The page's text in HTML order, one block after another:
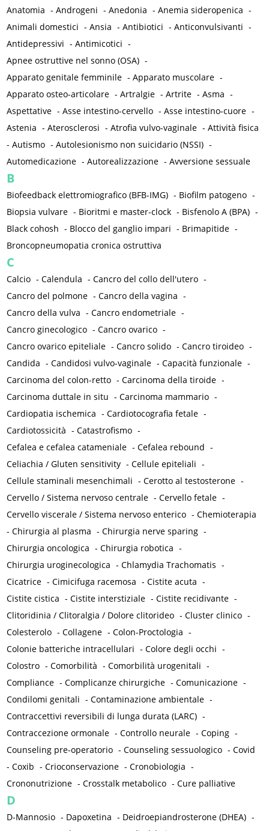
Anatomia -Androgeni -Anedonia -Anemia sideropenica -
Animali domestici -Ansia -Antibiotici -Anticonvulsivanti -
Antidepressivi -Antimicotici -
Apnee ostruttive nel sonno (OSA) -
Apparato genitale femminile -Apparato muscolare -
Apparato osteo-articolare -Artralgie -Artrite -Asma -
Aspettative -Asse intestino-cervello -Asse intestino-cuore -
Astenia -Aterosclerosi -Atrofia vulvo-vaginale -Attività fisica
-Autismo -Autolesionismo non suicidario (NSSI) -
Automedicazione -Autorealizzazione -Avversione sessuale
B
Biofeedback elettromiografico (BFB-IMG) - Biofilm patogeno -
Biopsia vulvare - Bioritmi e master-clock - Bisfenolo A (BPA) -
Black cohosh - Blocco del ganglio impari - Brimapitide -
Broncopneumopatia cronica ostruttiva
C
Calcio -Calendula -Cancro del collo dell'utero -
Cancro del polmone -Cancro della vagina -
Cancro della vulva -Cancro endometriale -
Cancro ginecologico -Cancro ovarico -
Cancro ovarico epiteliale -Cancro solido -Cancro tiroideo -
Candida -Candidosi vulvo-vaginale -Capacità funzionale -
Carcinoma del colon-retto -Carcinoma della tiroide -
Carcinoma duttale in situ -Carcinoma mammario -
Cardiopatia ischemica -Cardiotocografia fetale -
Cardiotossicità -Catastrofismo -
Cefalea e cefalea catameniale -Cefalea rebound -
Celiachia / Gluten sensitivity -Cellule epiteliali -
Cellule staminali mesenchimali -Cerotto al testosterone -
Cervello / Sistema nervoso centrale -Cervello fetale -
Cervello viscerale / Sistema nervoso enterico -Chemioterapia
-Chirurgia al plasma -Chirurgia nerve sparing -
Chirurgia oncologica -Chirurgia robotica -
Chirurgia uroginecologica -Chlamydia Trachomatis -
Cicatrice -Cimicifuga racemosa -Cistite acuta -
Cistite cistica -Cistite interstiziale -Cistite recidivante -
Clitoridinia / Clitoralgia / Dolore clitorideo -Cluster clinico -
Colesterolo -Collagene -Colon-Proctologia -
Colonie batteriche intracellulari -Colore degli occhi -
Colostro -Comorbilità -Comorbilità urogenitali -
Compliance -Complicanze chirurgiche -Comunicazione -
Condilomi genitali -Contaminazione ambientale -
Contraccettivi reversibili di lunga durata (LARC) -
Contraccezione ormonale -Controllo neurale -Coping -
Counseling pre-operatorio -Counseling sessuologico -Covid
-Coxib -Crioconservazione -Cronobiologia -
Crononutrizione -Crosstalk metabolico -Cure palliative
D
D-Mannosio - Dapoxetina - Deidroepiandrosterone (DHEA) -